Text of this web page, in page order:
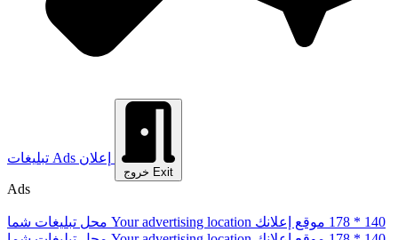
تبلیغات Ads
خروج Exit
Ads
محل تبلیغات شما Your advertising location موقع إعلانك 178 * 140